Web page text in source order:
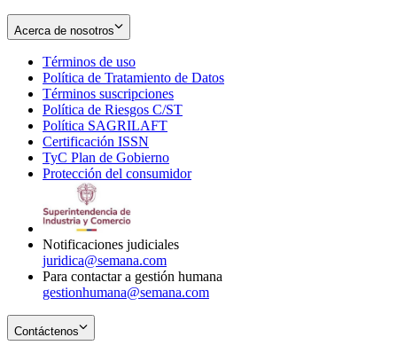
Acerca de nosotros
Términos de uso
in
new
window
Política de Tratamiento de Datos
Términos suscripciones
in
Política de Riesgos C/ST
Política SAGRILAFT
new
window
Certificación ISSN
in
new
TyC Plan de Gobierno
in
Protección del consumidorOpens
Notificaciones judiciales
juridica@semana.com
Para contactar a gestión humana
gestionhumana@semana.com
Contáctenos